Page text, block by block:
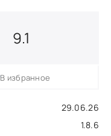
29.06.26
1.8.6
9.1
В избранное